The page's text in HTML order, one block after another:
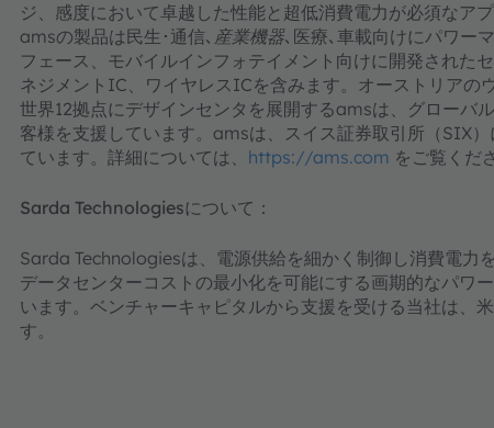
ジ、感度において卓越した性能と超低消費電力が必須なア
amsの製品は民生･通信､ 産業機器､医療､車載向けにパワー
フェース、モバイルインフォテイメント向けに開発された
ネジメントIC、ワイヤレスICを含みます。オーストリアの
世界12拠点にデザインセンタを展開するamsは、グローバ
客様を支援しています。amsは、スイス証券取引所（SIX
ています。詳細については、 https://ams.com をご覧くだ
Sarda Technologiesについて ：
Sarda Technologiesは、電源供給を細かく制御し消費電力
データセンターコストの最小化を可能にする画期的なパワ
います。ベンチャーキャピタルから支援を受ける当社は、
す。